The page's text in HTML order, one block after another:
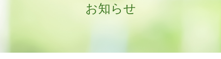
お知らせ